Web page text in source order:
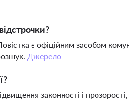
є офіційним засобом
Джерело
законності і